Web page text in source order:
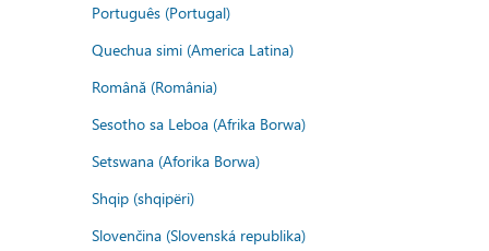
Português (Portugal)
Quechua simi (America Latina)
Română (România)
Sesotho sa Leboa (Afrika Borwa)
Setswana (Aforika Borwa)
Shqip (shqipëri)
Slovenčina (Slovenská republika)